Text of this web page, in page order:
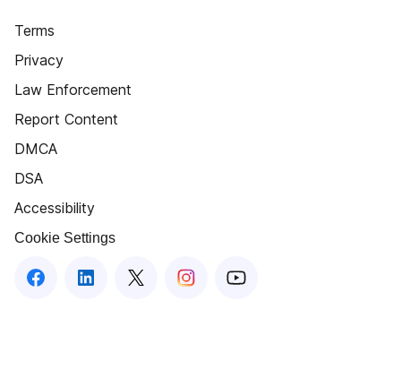
Terms
Privacy
Law Enforcement
Report Content
DMCA
DSA
Accessibility
Cookie Settings